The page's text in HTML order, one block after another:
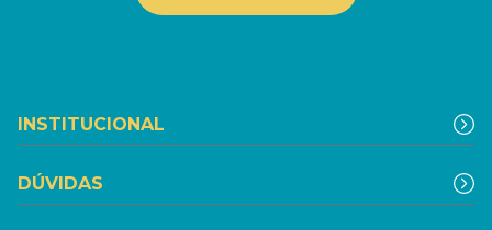
INSTITUCIONAL
DÚVIDAS